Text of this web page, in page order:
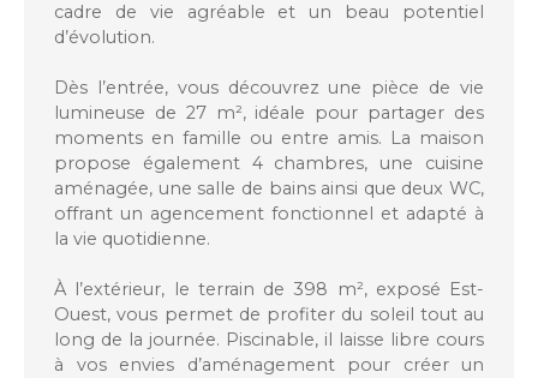
cadre de vie agréable et un beau potentiel
d’évolution.
Dès l’entrée, vous découvrez une pièce de vie
lumineuse de 27 m², idéale pour partager des
moments en famille ou entre amis. La maison
propose également 4 chambres, une cuisine
aménagée, une salle de bains ainsi que deux WC,
offrant un agencement fonctionnel et adapté à
la vie quotidienne.
À l’extérieur, le terrain de 398 m², exposé Est-
Ouest, vous permet de profiter du soleil tout au
long de la journée. Piscinable, il laisse libre cours
à vos envies d’aménagement pour créer un